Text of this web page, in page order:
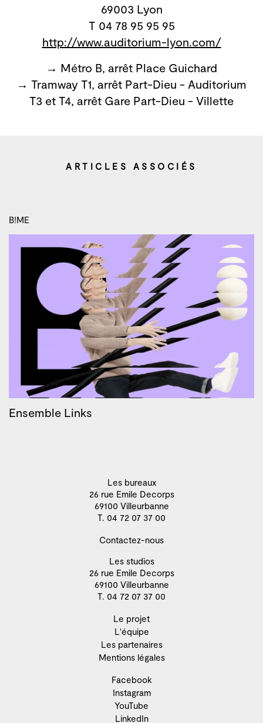
69003 Lyon
T 04 78 95 95 95
http://www.auditorium-lyon.com/
→ Métro B, arrêt Place Guichard
→ Tramway T1, arrêt Part-Dieu - Auditorium
T3 et T4, arrêt Gare Part-Dieu - Villette
ARTICLES ASSOCIÉS
B!ME
Ensemble Links
Les bureaux
26 rue Emile Decorps
69100 Villeurbanne
T. 04 72 07 37 00
Contactez-nous
Les studios
26 rue Emile Decorps
69100 Villeurbanne
T. 04 72 07 37 00
Le projet
L'équipe
Les partenaires
Mentions légales
Facebook
Instagram
YouTube
LinkedIn